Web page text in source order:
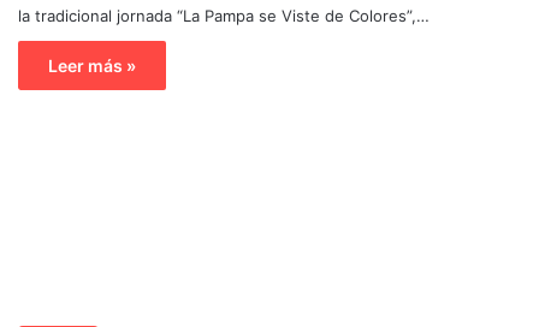
la tradicional jornada “La Pampa se Viste de Colores”,…
Leer más »